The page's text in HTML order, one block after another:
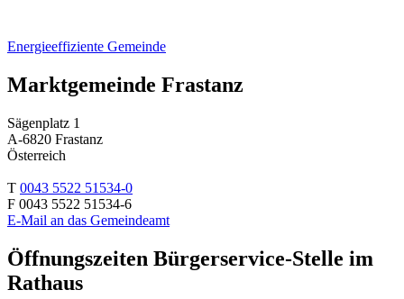
Energieeffiziente Gemeinde
Marktgemeinde Frastanz
Sägenplatz 1
A-6820 Frastanz
Österreich
T 0043 5522 51534-0
F 0043 5522 51534-6
E-Mail an das Gemeindeamt
Öffnungszeiten Bürgerservice-Stelle im
Rathaus